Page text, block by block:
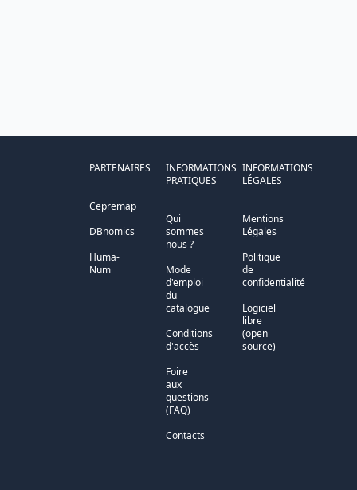
PARTENAIRES
Cepremap
DBnomics
Huma-
Num
INFORMATIONS
PRATIQUES
Qui
sommes
nous ?
Mode
d'emploi
du
catalogue
Conditions
d'accès
Foire
aux
questions
(FAQ)
Contacts
INFORMATIONS
LÉGALES
Mentions
Légales
Politique
de
confidentialité
Logiciel
libre
(open
source)